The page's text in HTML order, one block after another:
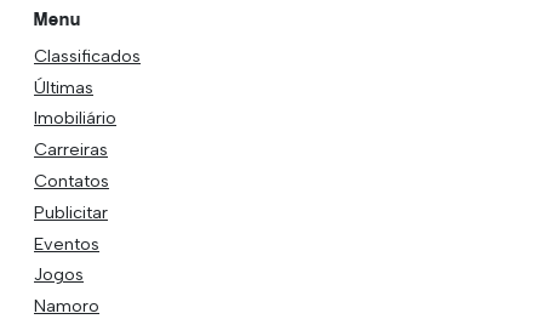
Menu
Classificados
Últimas
Imobiliário
Carreiras
Contatos
Publicitar
Eventos
Jogos
Namoro